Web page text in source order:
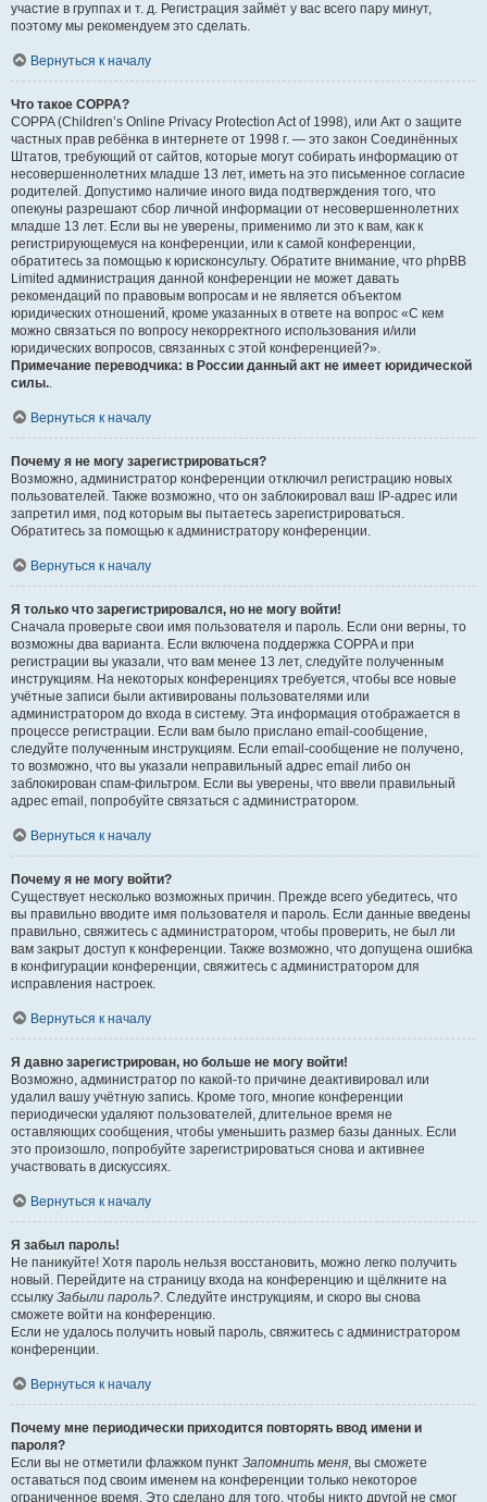
участие в группах и т. д. Регистрация займёт у вас всего пару минут,
поэтому мы рекомендуем это сделать.
Вернуться к началу
Что такое COPPA?
COPPA (Children’s Online Privacy Protection Act of 1998), или Акт о защите
частных прав ребёнка в интернете от 1998 г. — это закон Соединённых
Штатов, требующий от сайтов, которые могут собирать информацию от
несовершеннолетних младше 13 лет, иметь на это письменное согласие
родителей. Допустимо наличие иного вида подтверждения того, что
опекуны разрешают сбор личной информации от несовершеннолетних
младше 13 лет. Если вы не уверены, применимо ли это к вам, как к
регистрирующемуся на конференции, или к самой конференции,
обратитесь за помощью к юрисконсульту. Обратите внимание, что phpBB
Limited администрация данной конференции не может давать
рекомендаций по правовым вопросам и не является объектом
юридических отношений, кроме указанных в ответе на вопрос «С кем
можно связаться по вопросу некорректного использования и/или
юридических вопросов, связанных с этой конференцией?».
Примечание переводчика: в России данный акт не имеет юридической
силы..
Вернуться к началу
Почему я не могу зарегистрироваться?
Возможно, администратор конференции отключил регистрацию новых
пользователей. Также возможно, что он заблокировал ваш IP-адрес или
запретил имя, под которым вы пытаетесь зарегистрироваться.
Обратитесь за помощью к администратору конференции.
Вернуться к началу
Я только что зарегистрировался, но не могу войти!
Сначала проверьте свои имя пользователя и пароль. Если они верны, то
возможны два варианта. Если включена поддержка COPPA и при
регистрации вы указали, что вам менее 13 лет, следуйте полученным
инструкциям. На некоторых конференциях требуется, чтобы все новые
учётные записи были активированы пользователями или
администратором до входа в систему. Эта информация отображается в
процессе регистрации. Если вам было прислано email-сообщение,
следуйте полученным инструкциям. Если email-сообщение не получено,
то возможно, что вы указали неправильный адрес email либо он
заблокирован спам-фильтром. Если вы уверены, что ввели правильный
адрес email, попробуйте связаться с администратором.
Вернуться к началу
Почему я не могу войти?
Существует несколько возможных причин. Прежде всего убедитесь, что
вы правильно вводите имя пользователя и пароль. Если данные введены
правильно, свяжитесь с администратором, чтобы проверить, не был ли
вам закрыт доступ к конференции. Также возможно, что допущена ошибка
в конфигурации конференции, свяжитесь с администратором для
исправления настроек.
Вернуться к началу
Я давно зарегистрирован, но больше не могу войти!
Возможно, администратор по какой-то причине деактивировал или
удалил вашу учётную запись. Кроме того, многие конференции
периодически удаляют пользователей, длительное время не
оставляющих сообщения, чтобы уменьшить размер базы данных. Если
это произошло, попробуйте зарегистрироваться снова и активнее
участвовать в дискуссиях.
Вернуться к началу
Я забыл пароль!
Не паникуйте! Хотя пароль нельзя восстановить, можно легко получить
новый. Перейдите на страницу входа на конференцию и щёлкните на
ссылку Забыли пароль?. Следуйте инструкциям, и скоро вы снова
сможете войти на конференцию.
Если не удалось получить новый пароль, свяжитесь с администратором
конференции.
Вернуться к началу
Почему мне периодически приходится повторять ввод имени и
пароля?
Если вы не отметили флажком пункт Запомнить меня, вы сможете
оставаться под своим именем на конференции только некоторое
ограниченное время. Это сделано для того, чтобы никто другой не смог